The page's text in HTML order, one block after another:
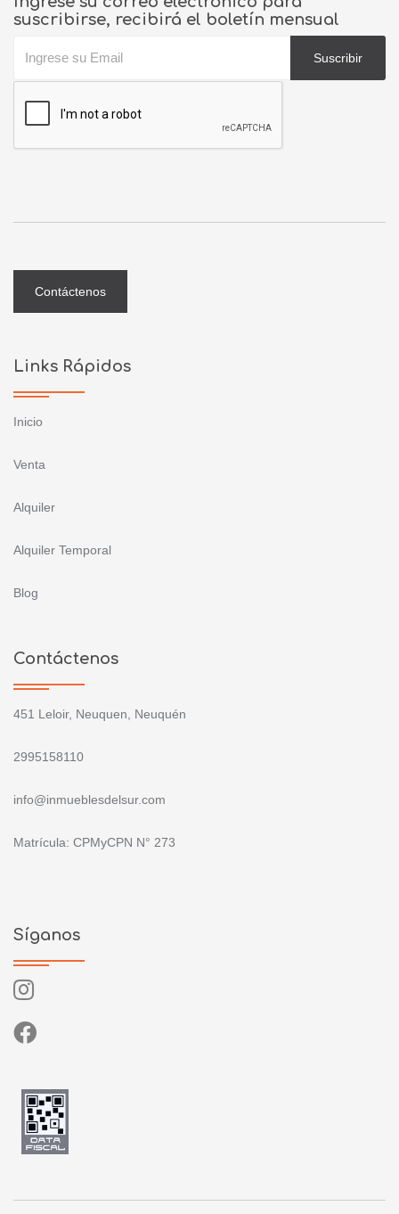
suscribirse, recibirá el boletín mensual
Suscribir
Contáctenos
Links Rápidos
Inicio
Venta
Alquiler
Alquiler Temporal
Blog
Contáctenos
451 Leloir, Neuquen, Neuquén
2995158110
info@inmueblesdelsur.com
Matrícula: CPMyCPN N° 273
Síganos